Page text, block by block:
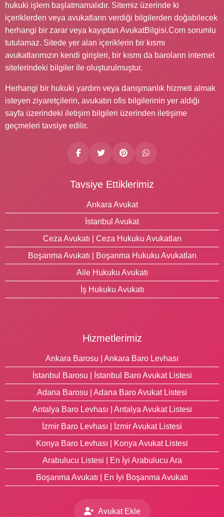
hukuki işlem başlatmamalıdır. Sitemiz üzerinde ki
içeriklerden veya avukatların verdiği bilgilerden doğabilecek
herhangi bir zarar veya kayıptan AvukatBilgisi.Com sorumlu
tutulamaz. Sitede yer alan içeriklerin bir kısmı
avukatlarımızın kendi girişleri, bir kısmı da baroların internet
sitelerindeki bilgiler ile oluşturulmuştur.
Herhangi bir hukuki yardım veya danışmanlık hizmeti almak
isteyen ziyaretçilerin, avukatın ofis bilgilerinin yer aldığı
sayfa üzerindeki iletişim bilgileri üzerinden iletişime
geçmeleri tavsiye edilir.
Tavsiye Ettiklerimiz
Ankara Avukat
İstanbul Avukat
Ceza Avukatı | Ceza Hukuku Avukatları
Boşanma Avukatı | Boşanma Hukuku Avukatları
Aile Hukuku Avukatı
İş Hukuku Avukatı
Hizmetlerimiz
Ankara Barosu | Ankara Baro Levhası
İstanbul Barosu | İstanbul Baro Avukat Listesi
Adana Barosu | Adana Baro Avukat Listesi
Antalya Baro Levhası | Antalya Avukat Listesi
İzmir Baro Levhası | İzmir Avukat Listesi
Konya Baro Levhası | Konya Avukat Listesi
Arabulucu Listesi | En İyi Arabulucu Ara
Boşanma Avukatı | En İyi Boşanma Avukatı
Avukat Ekle